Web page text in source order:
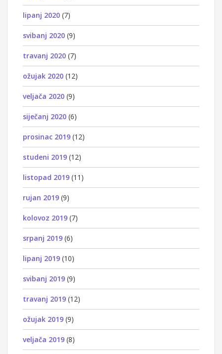
lipanj 2020 (7)
svibanj 2020 (9)
travanj 2020 (7)
ožujak 2020 (12)
veljača 2020 (9)
siječanj 2020 (6)
prosinac 2019 (12)
studeni 2019 (12)
listopad 2019 (11)
rujan 2019 (9)
kolovoz 2019 (7)
srpanj 2019 (6)
lipanj 2019 (10)
svibanj 2019 (9)
travanj 2019 (12)
ožujak 2019 (9)
veljača 2019 (8)